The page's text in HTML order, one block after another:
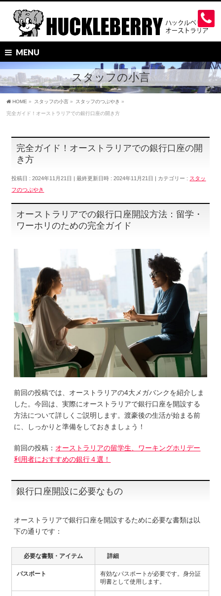
MENU
スタッフの小言
HOME » スタッフの小言 » スタッフのつぶやき »
完全ガイド！オーストラリアでの銀行口座の開き方
完全ガイド！オーストラリアでの銀行口座の開
き方
投稿日 : 2024年11月21日 最終更新日時 : 2024年11月21日 カテゴリー : スタッ
フのつぶやき
オーストラリアでの銀行口座開設方法：留学・
ワーホリのための完全ガイド
前回の投稿では、オーストラリアの4大メガバンクを紹介しま
した。今回は、実際にオーストラリアで銀行口座を開設する
方法について詳しくご説明します。渡豪後の生活が始まる前
に、しっかりと準備をしておきましょう！
前回の投稿： オーストラリアの留学生、ワーキングホリデー
利用者におすすめの銀行４選！
銀行口座開設に必要なもの
オーストラリアで銀行口座を開設するために必要な書類は以
下の通りです：
必要な書類・アイテム 詳細
パスポート
有効なパスポートが必要です。身分証
明書として使用します。